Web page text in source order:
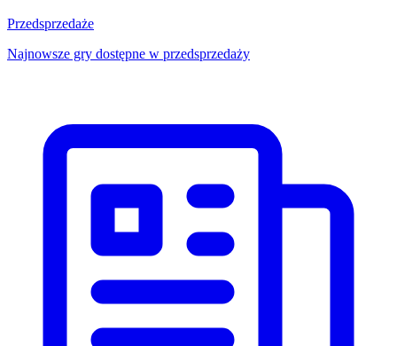
Przedsprzedaże
Najnowsze gry dostępne w przedsprzedaży